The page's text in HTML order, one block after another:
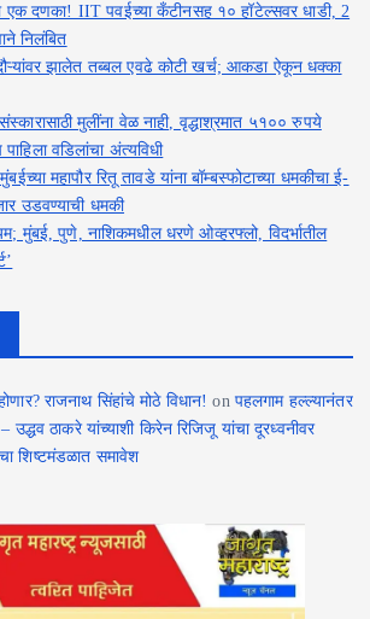
एक दणका! IIT पवईच्या कँटीनसह १० हॉटेल्सवर धाडी, 2
निलंबित
दौऱ्यांवर झालेत तब्बल एवढे कोटी खर्च; आकडा ऐकून धक्का
मुलींना वेळ नाही, वृद्धाश्रमात ५१०० रुपये
वडिलांचा अंत्यविधी
महापौर रितू तावडे यांना बॉम्बस्फोटाच्या धमकीचा ई-
उडवण्याची धमकी
मुंबई, पुणे, नाशिकमधील धरणे ओव्हरफ्लो, विदर्भातील
राजनाथ सिंहांचे मोठे विधान! on पहलगाम हल्ल्यानंतर
ठाकरे यांच्याशी किरेन रिजिजू यांचा दूरध्वनीवर
शिष्टमंडळात समावेश